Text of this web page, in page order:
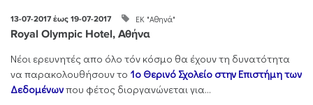
13-07-2017 έως 19-07-2017 ΕΚ "Αθηνά"
Royal Olympic Hotel, Αθήνα
Νέοι ερευνητές απο όλο τόν κόσμο θα έχουν τη δυνατότητα
να παρακολουθήσουν το 1ο Θερινό Σχολείο στην Επιστήμη των
Δεδομένωνπου φέτος διοργανώνεται για...